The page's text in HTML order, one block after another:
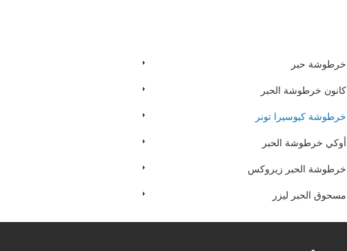
خرطوشة حبر
كانون خرطوشة الحبر
خرطوشة كيوسيرا تونر
أوكي خرطوشة الحبر
خرطوشة الحبر زيروكس
مسحوق الحبر ليزر